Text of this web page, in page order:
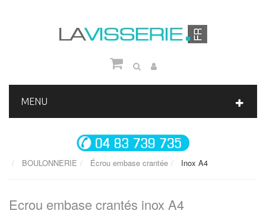
MENU
BOULONNERIE Écrou embase crantée Inox A4
Ecrou embase crantés inox A4